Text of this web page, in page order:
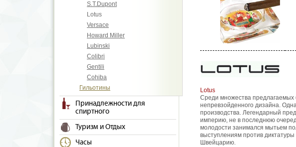
S.T.Dupont
Lotus
Versace
Howard Miller
Lubinski
Colibri
Gentili
Cohiba
Гильотины
Принадлежности для
спиртного
Туризм и Отдых
Часы
Lotus
Среди множества предлагаемых
непревзойденного дизайна.
производства. Легендарный
империю, не в последнюю
молодости занимался мытьем
выступлениям против
Швейцарию.